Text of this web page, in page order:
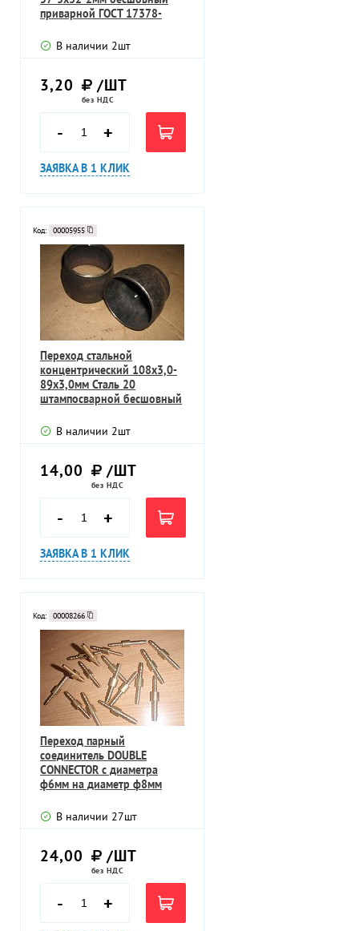
приварной ГОСТ 17378-
В наличии 2шт
3,20 /ШТ
без НДС
- +
ЗАЯВКА В 1 КЛИК
Код: 00005955
Переход стальной
концентрический 108х3,0-
89х3,0мм Сталь 20
штампосварной бесшовный
В наличии 2шт
14,00 /ШТ
без НДС
- +
ЗАЯВКА В 1 КЛИК
Код: 00008266
Переход парный
соединитель DOUBLE
CONNECTOR с диаметра
ф6мм на диаметр ф8мм
В наличии 27шт
24,00 /ШТ
без НДС
- +